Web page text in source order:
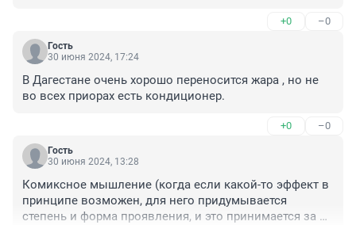
+0 –0
Гость
30 июня 2024, 17:24
В Дагестане очень хорошо переносится жара , но не
во всех приорах есть кондиционер.
+0 –0
Гость
30 июня 2024, 13:28
Комиксное мышление (когда если какой-то эффект в
принципе возможен, для него придумывается
степень и форма проявления, и это принимается за